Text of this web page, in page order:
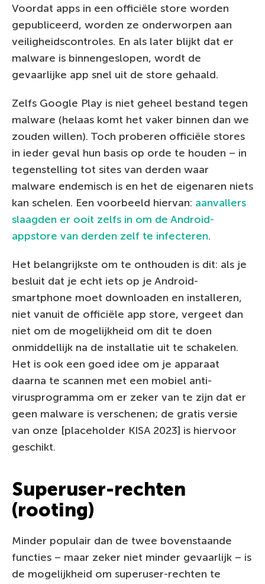
Voordat apps in een officiële store worden
gepubliceerd, worden ze onderworpen aan
veiligheidscontroles. En als later blijkt dat er
malware is binnengeslopen, wordt de
gevaarlijke app snel uit de store gehaald.
Zelfs Google Play is niet geheel bestand tegen
malware (helaas komt het vaker binnen dan we
zouden willen). Toch proberen officiële stores
in ieder geval hun basis op orde te houden – in
tegenstelling tot sites van derden waar
malware endemisch is en het de eigenaren niets
kan schelen. Een voorbeeld hiervan: aanvallers
slaagden er ooit zelfs in om de Android-
appstore van derden zelf te infecteren.
Het belangrijkste om te onthouden is dit: als je
besluit dat je echt iets op je Android-
smartphone moet downloaden en installeren,
niet vanuit de officiële app store, vergeet dan
niet om de mogelijkheid om dit te doen
onmiddellijk na de installatie uit te schakelen.
Het is ook een goed idee om je apparaat
daarna te scannen met een mobiel anti-
virusprogramma om er zeker van te zijn dat er
geen malware is verschenen; de gratis versie
van onze [placeholder KISA 2023] is hiervoor
geschikt.
Superuser-rechten
(rooting)
Minder populair dan de twee bovenstaande
functies – maar zeker niet minder gevaarlijk – is
de mogelijkheid om superuser-rechten te